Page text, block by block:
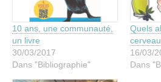
10 ans, une communauté,
un livre
30/03/2017
Dans "Bibliographie"
Quels
16/03/
Dans